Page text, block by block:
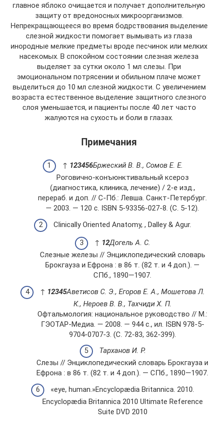
главное яблоко очищается и получает дополнительную
защиту от вредоносных микроорганизмов.
Непрекращающееся во время бодрствования выделение
слезной жидкости помогает вымывать из глаза
инородные мелкие предметы вроде песчинок или мелких
насекомых. В спокойном состоянии слезная железа
выделяет за сутки около 1 мл слезы. При
эмоциональном потрясении и обильном плаче может
выделиться до 10 мл слезной жидкости. С увеличением
возраста естественное выделение защитного слезного
слоя уменьшается, и пациенты после 40 лет часто
жалуются на сухость и боли в глазах.
Примечания
↑ 123456Бржеский В. В., Сомов Е. Е.
Роговично-конъюнктивальный ксероз
(диагностика, клиника, лечение) / 2-е изд.,
перераб. и доп. // С-Пб.: Левша. Санкт-Петербург.
— 2003. — 120 с. ISBN 5-93356-027-8. (С. 5-12).
Clinically Oriented Anatomy, , Dalley & Agur.
↑ 12Догель А. С.
Слезные железы // Энциклопедический словарь
Брокгауза и Ефрона : в 86 т. (82 т. и 4 доп.). —
СПб., 1890—1907.
↑ 12345Аветисов С. Э., Егоров Е. А., Мошетова Л.
К., Нероев В. В., Тахчиди Х. П.
Офтальмология: национальное руководство // М.:
ГЭОТАР-Медиа. — 2008. — 944 с., ил. ISBN 978-5-
9704-0707-3. (С. 72-83, 362-399).
Тарханов И. Р.
Слезы // Энциклопедический словарь Брокгауза и
Ефрона : в 86 т. (82 т. и 4 доп.). — СПб., 1890—1907.
«eye, human.»Encyclopædia Britannica. 2010.
Encyclopædia Britannica 2010 Ultimate Reference
Suite DVD 2010